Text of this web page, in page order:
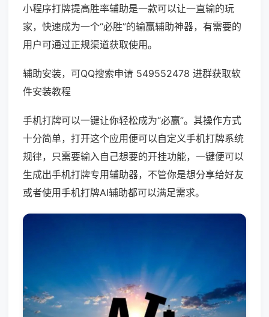
小程序打牌提高胜率辅助是一款可以让一直输的玩
家，快速成为一个“必胜”的输赢辅助神器，有需要的
用户可通过正规渠道获取使用。
辅助安装，可QQ搜索申请 549552478 进群获取软
件安装教程
手机打牌可以一键让你轻松成为“必赢”。其操作方式
十分简单，打开这个应用便可以自定义手机打牌系统
规律，只需要输入自己想要的开挂功能，一键便可以
生成出手机打牌专用辅助器，不管你是想分享给好友
或者使用手机打牌AI辅助都可以满足需求。